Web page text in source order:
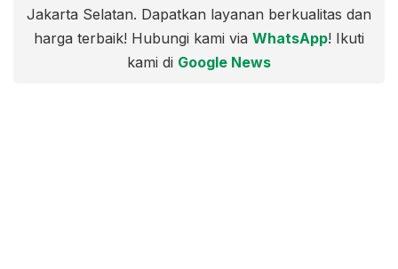
Jakarta Selatan. Dapatkan layanan berkualitas dan
harga terbaik! Hubungi kami via WhatsApp! Ikuti
kami di Google News